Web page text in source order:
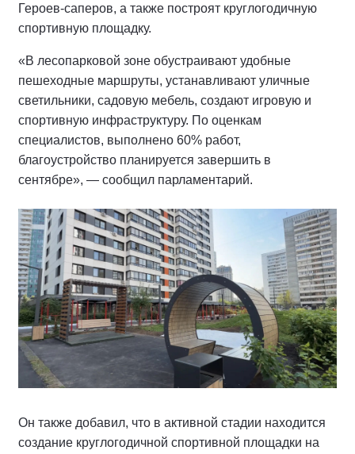
Героев-саперов, а также построят круглогодичную
спортивную площадку.
«В лесопарковой зоне обустраивают удобные
пешеходные маршруты, устанавливают уличные
светильники, садовую мебель, создают игровую и
спортивную инфраструктуру. По оценкам
специалистов, выполнено 60% работ,
благоустройство планируется завершить в
сентябре», — сообщил парламентарий.
Он также добавил, что в активной стадии находится
создание круглогодичной спортивной площадки на